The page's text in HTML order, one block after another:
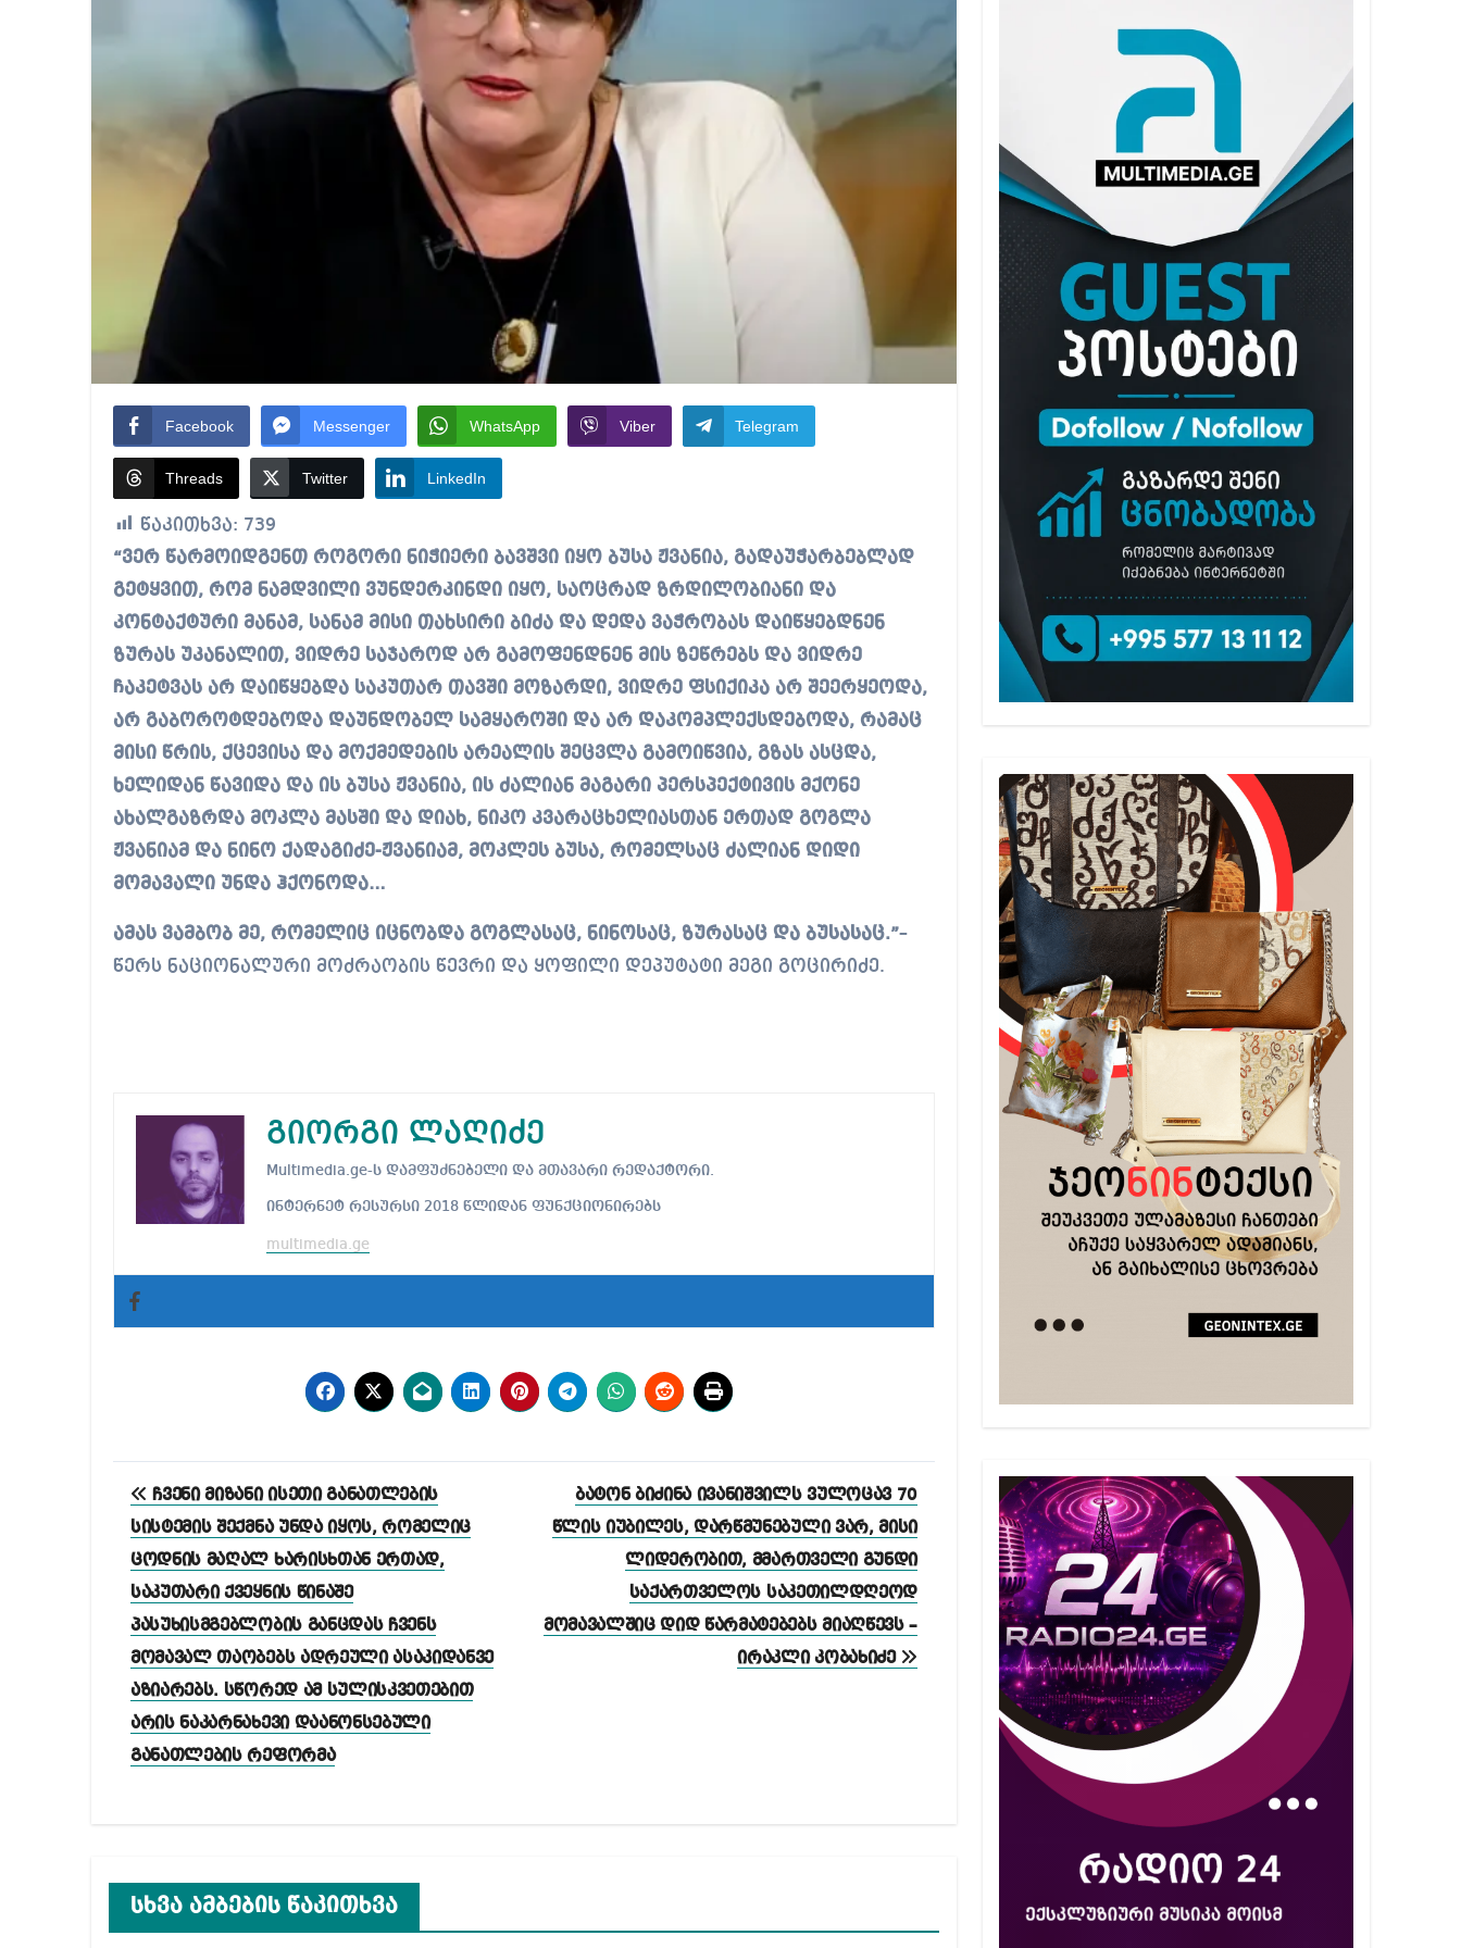
Facebook Messenger WhatsApp Viber Telegram
Threads Twitter LinkedIn
წაკითხვა: 739
“ვერ წარმოიდგენთ როგორი ნიჭიერი ბავშვი იყო ბუსა ჟვანია, გადაუჭარბებლად
გეტყვით, რომ ნამდვილი ვუნდერკინდი იყო, საოცრად ზრდილობიანი და
კონტაქტური მანამ, სანამ მისი თახსირი ბიძა და დედა ვაჭრობას დაიწყებდნენ
ზურას უკანალით, ვიდრე საჯაროდ არ გამოფენდნენ მის ზეწრებს და ვიდრე
ჩაკეტვას არ დაიწყებდა საკუთარ თავში მოზარდი, ვიდრე ფსიქიკა არ შეერყეოდა,
არ გაბოროტდებოდა დაუნდობელ სამყაროში და არ დაკომპლექსდებოდა, რამაც
მისი წრის, ქცევისა და მოქმედების არეალის შეცვლა გამოიწვია, გზას ასცდა,
ხელიდან წავიდა და ის ბუსა ჟვანია, ის ძალიან მაგარი პერსპექტივის მქონე
ახალგაზრდა მოკლა მასში და დიახ, ნიკო კვარაცხელიასთან ერთად გოგლა
ჟვანიამ და ნინო ქადაგიძე-ჟვანიამ, მოკლეს ბუსა, რომელსაც ძალიან დიდი
მომავალი უნდა ჰქონოდა…
ამას ვამბობ მე, რომელიც იცნობდა გოგლასაც, ნინოსაც, ზურასაც და ბუსასაც.”–
წერს ნაციონალური მოძრაობის წევრი და ყოფილი დეპუტატი მეგი გოცირიძე.
გიორგი ლაღიძე
Multimedia.ge-ს დამფუძნებელი და მთავარი რედაქტორი.
ინტერნეტ რესურსი 2018 წლიდან ფუნქციონირებს
multimedia.ge
პოსტის
ნავიგაცია
ჩვენი მიზანი ისეთი განათლების
სისტემის შექმნა უნდა იყოს, რომელიც
ცოდნის მაღალ ხარისხთან ერთად,
საკუთარი ქვეყნის წინაშე
პასუხისმგებლობის განცდას ჩვენს
მომავალ თაობებს ადრეული ასაკიდანვე
აზიარებს. სწორედ ამ სულისკვეთებით
არის ნაკარნახევი დაანონსებული
განათლების რეფორმა
ბატონ ბიძინა ივანიშვილს ვულოცავ 70
წლის იუბილეს, დარწმუნებული ვარ, მისი
ლიდერობით, მმართველი გუნდი
საქართველოს საკეთილდღეოდ
მომავალშიც დიდ წარმატებებს მიაღწევს –
ირაკლი კობახიძე
სხვა ამბების წაკითხვა